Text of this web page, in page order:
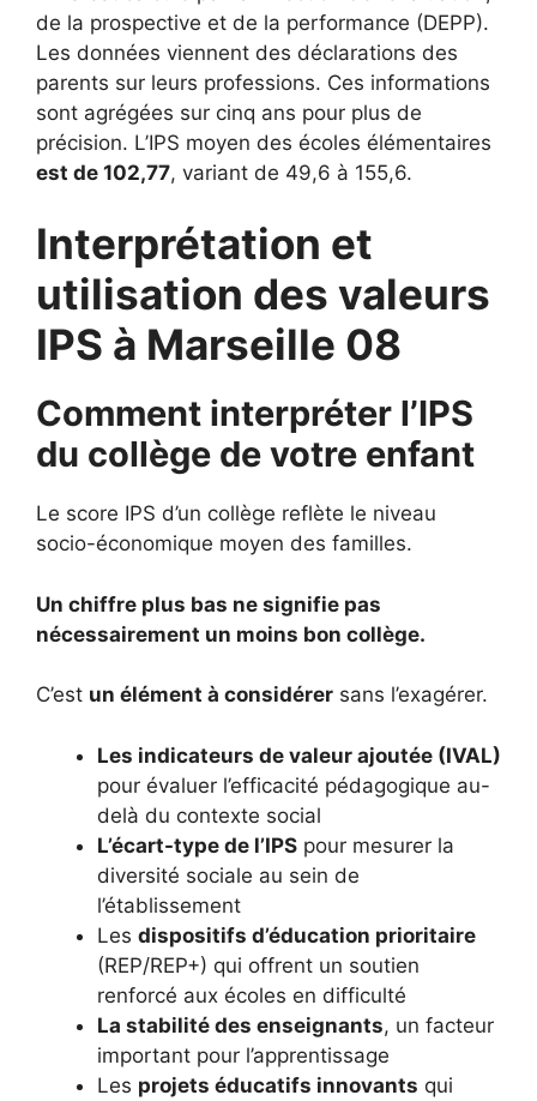
de la prospective et de la performance (DEPP).
Les données viennent des déclarations des
parents sur leurs professions. Ces informations
sont agrégées sur cinq ans pour plus de
précision. L’IPS moyen des écoles élémentaires
est de 102,77, variant de 49,6 à 155,6.
Interprétation et
utilisation des valeurs
IPS à Marseille 08
Comment interpréter l’IPS
du collège de votre enfant
Le score IPS d’un collège reflète le niveau
socio-économique moyen des familles.
Un chiffre plus bas ne signifie pas
nécessairement un moins bon collège.
C’est un élément à considérer sans l’exagérer.
Les indicateurs de valeur ajoutée (IVAL)
pour évaluer l’efficacité pédagogique au-
delà du contexte social
L’écart-type de l’IPS pour mesurer la
diversité sociale au sein de
l’établissement
Les dispositifs d’éducation prioritaire
(REP/REP+) qui offrent un soutien
renforcé aux écoles en difficulté
La stabilité des enseignants, un facteur
important pour l’apprentissage
Les projets éducatifs innovants qui